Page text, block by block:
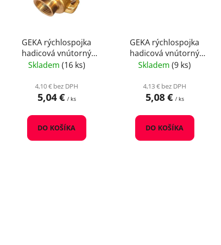
GEKA rýchlospojka
hadicová vnútorný
závit G1/2" mosadz
Skladem (16 ks)
4,10 € bez DPH
5,04 € / ks
DO KOŠÍKA
GEKA rýchlospojka
hadicová vnútorný
závit G3/4" mosadz
Skladem (9 ks)
4,13 € bez DPH
5,08 € / ks
DO KOŠÍKA